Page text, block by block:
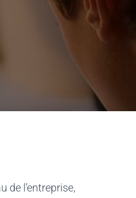
de l’entreprise,